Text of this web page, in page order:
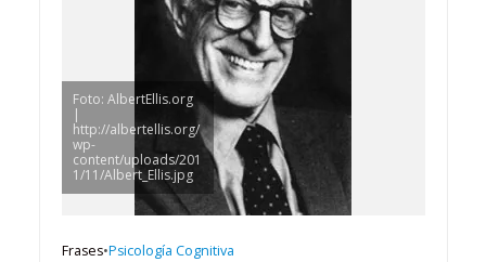
Foto: AlbertEllis.org
|
http://albertellis.org/
wp-
content/uploads/201
1/11/Albert_Ellis.jpg
Frases•Psicología Cognitiva